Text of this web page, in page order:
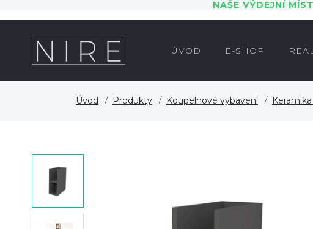
NAŠE VÝDEJNÍ
ÚVOD E-SHOP
Úvod Produkty Koupelnové vybavení